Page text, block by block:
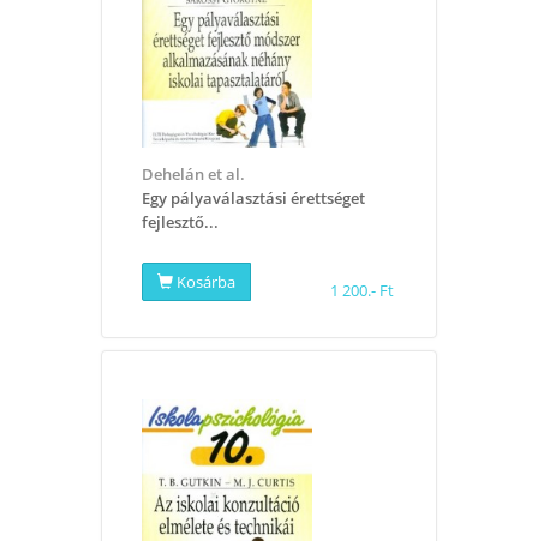
Dehelán et al.
Egy pályaválasztási érettséget
fejlesztő...
Kosárba 1 200.- Ft